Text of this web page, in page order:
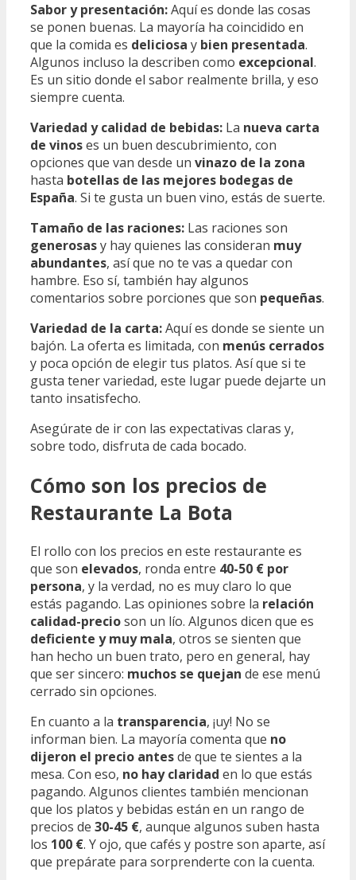
Sabor y presentación:Aquí es donde las cosas
se ponen buenas. La mayoría ha coincidido en
que la comida es deliciosa y bien presentada.
Algunos incluso la describen como excepcional.
Es un sitio donde el sabor realmente brilla, y eso
siempre cuenta.
Variedad y calidad de bebidas: La nueva carta
de vinoses un buen descubrimiento, con
opciones que van desde un vinazo de la zona
hasta botellas de las mejores bodegas de
España. Si te gusta un buen vino, estás de suerte.
Tamaño de las raciones: Las raciones son
generosasy hay quienes las consideran muy
abundantes, así que no te vas a quedar con
hambre. Eso sí, también hay algunos
comentarios sobre porciones que son pequeñas.
Variedad de la carta:Aquí es donde se siente un
bajón. La oferta es limitada, con menús cerrados
y poca opción de elegir tus platos. Así que si te
gusta tener variedad, este lugar puede dejarte un
tanto insatisfecho.
Asegúrate de ir con las expectativas claras y,
sobre todo, disfruta de cada bocado.
Cómo son los precios de
Restaurante La Bota
El rollo con los precios en este restaurante es
que son elevados, ronda entre 40-50 € por
persona, y la verdad, no es muy claro lo que
estás pagando. Las opiniones sobre la relación
calidad-precioson un lío. Algunos dicen que es
deficiente y muy mala, otros se sienten que
han hecho un buen trato, pero en general, hay
que ser sincero: muchos se quejan de ese menú
cerrado sin opciones.
En cuanto a la transparencia, ¡uy! No se
informan bien. La mayoría comenta que no
dijeron el precio antesde que te sientes a la
mesa. Con eso, no hay claridad en lo que estás
pagando. Algunos clientes también mencionan
que los platos y bebidas están en un rango de
precios de 30-45 €, aunque algunos suben hasta
los 100 €. Y ojo, que cafés y postre son aparte, así
que prepárate para sorprenderte con la cuenta.